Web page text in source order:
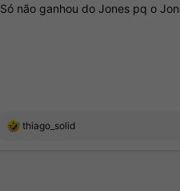
s
Só não ganhou do Jones pq o
R
thiago_solid